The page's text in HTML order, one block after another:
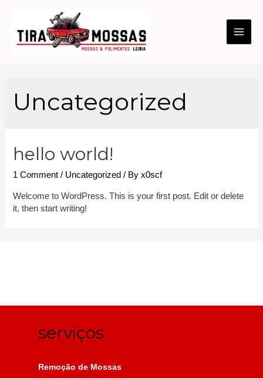
Uncategorized
hello world!
1 Comment / Uncategorized / Byx0scf
Welcome to WordPress. This is your first post. Edit or delete
it, then start writing!
serviços
Remoção de Mossas